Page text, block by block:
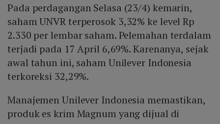
Pada perdagangan Selasa (23/4) kemarin,
saham UNVR terperosok 3,32% ke level Rp
2.330 per lembar saham. Pelemahan terdalam
terjadi pada 17 April 6,69%. Karenanya, sejak
awal tahun ini, saham Unilever Indonesia
terkoreksi 32,29%.
Manajemen Unilever Indonesia memastikan,
produk es krim Magnum yang dijual di